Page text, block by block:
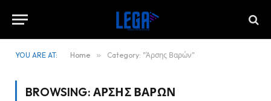
YOU ARE AT: Home » Category: "Άρσης Βαρών"
BROWSING: ΆΡΣΗΣ ΒΑΡΏΝ